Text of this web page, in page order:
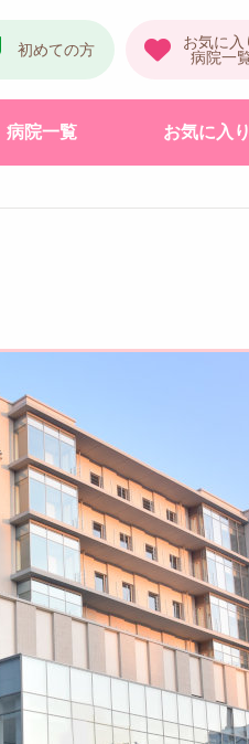
病院一覧 お気に入り